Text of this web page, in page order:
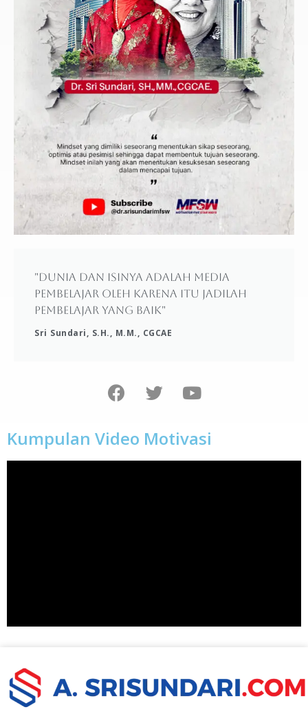
"Dunia dan isinya adalah media
pembelajar oleh karena itu jadilah
pembelajar yang baik"
Sri Sundari, S.H., M.M., CGCAE
Kumpulan Video Motivasi